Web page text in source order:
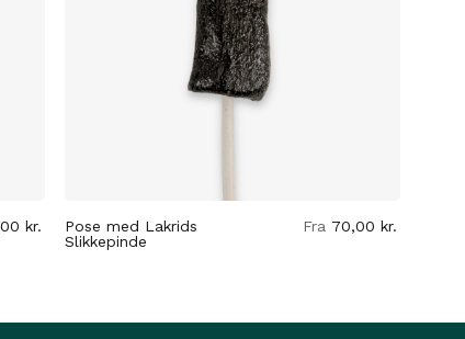
kr.
Pose med Lakrids
Slikkepinde
Fra 70,00kr.